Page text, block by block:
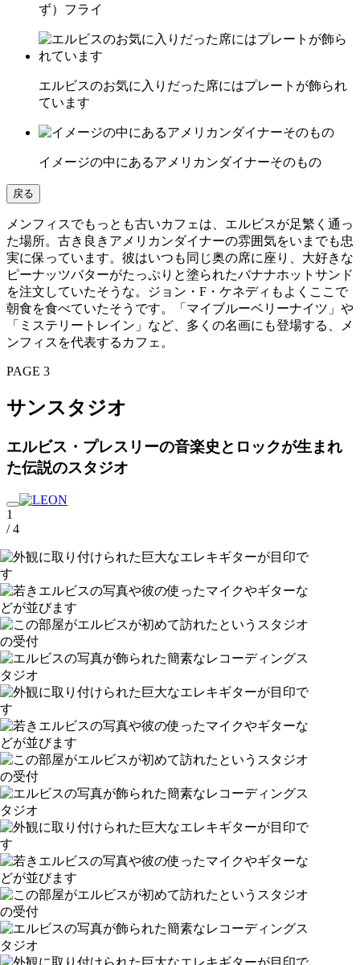
ず）フライ
エルビスのお気に入りだった席にはプレートが飾られ
ています
イメージの中にあるアメリカンダイナーそのもの
戻る
メンフィスでもっとも古いカフェは、エルビスが足繁く通っ
た場所。古き良きアメリカンダイナーの雰囲気をいまでも忠
実に保っています。彼はいつも同じ奥の席に座り、大好きな
ピーナッツバターがたっぷりと塗られたバナナホットサンド
を注文していたそうな。ジョン・F・ケネディもよくここで
朝食を食べていたそうです。「マイブルーベリーナイツ」や
「ミステリートレイン」など、多くの名画にも登場する、メ
ンフィスを代表するカフェ。
PAGE 3
サンスタジオ
エルビス・プレスリーの音楽史とロックが生まれ
た伝説のスタジオ
1
/ 4